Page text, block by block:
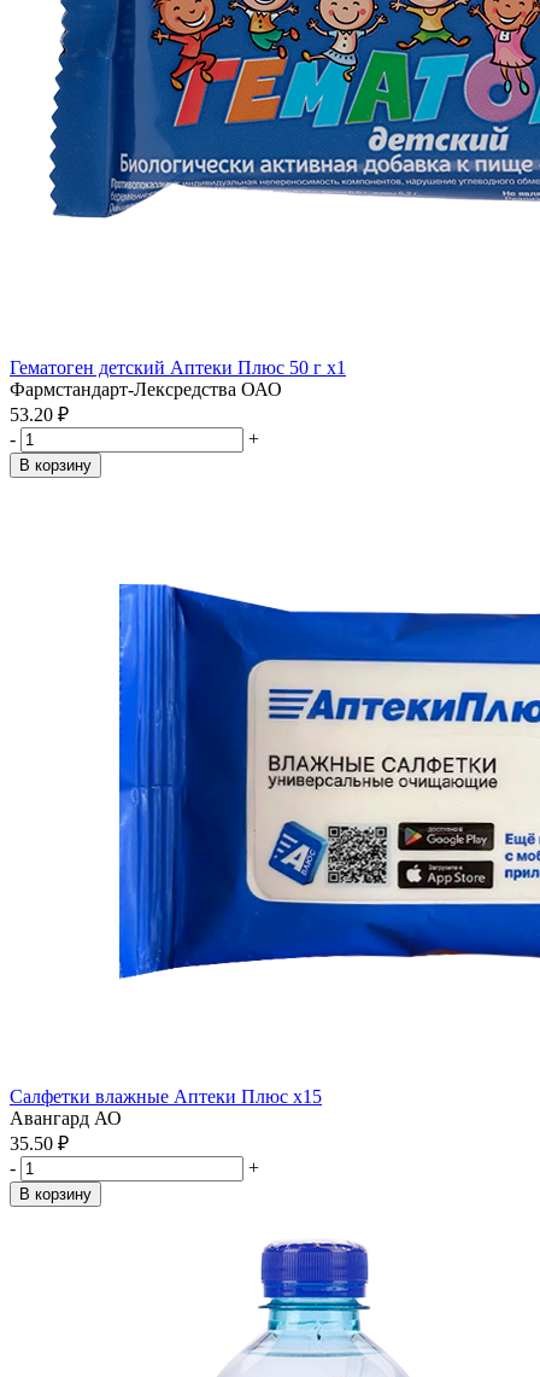
Гематоген детский Аптеки Плюс 50 г x1
Фармстандарт-Лексредства ОАО
53.20 ₽
-
+
В корзину
Салфетки влажные Аптеки Плюс x15
Авангард АО
35.50 ₽
-
+
В корзину